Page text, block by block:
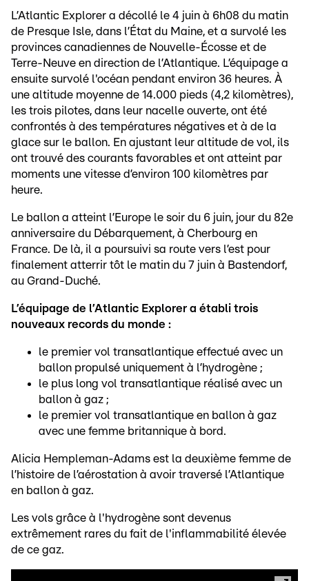
L’Atlantic Explorer a décollé le 4 juin à 6h08 du matin
de Presque Isle, dans l’État du Maine, et a survolé les
provinces canadiennes de Nouvelle-Écosse et de
Terre-Neuve en direction de l’Atlantique. L’équipage a
ensuite survolé l'océan pendant environ 36 heures. À
une altitude moyenne de 14.000 pieds (4,2 kilomètres),
les trois pilotes, dans leur nacelle ouverte, ont été
confrontés à des températures négatives et à de la
glace sur le ballon. En ajustant leur altitude de vol, ils
ont trouvé des courants favorables et ont atteint par
moments une vitesse d’environ 100 kilomètres par
heure.
Le ballon a atteint l’Europe le soir du 6 juin, jour du 82e
anniversaire du Débarquement, à Cherbourg en
France. De là, il a poursuivi sa route vers l’est pour
finalement atterrir tôt le matin du 7 juin à Bastendorf,
au Grand-Duché.
L’équipage de l’Atlantic Explorer a établi trois
nouveaux records du monde :
le premier vol transatlantique effectué avec un
ballon propulsé uniquement à l’hydrogène ;
le plus long vol transatlantique réalisé avec un
ballon à gaz ;
le premier vol transatlantique en ballon à gaz
avec une femme britannique à bord.
Alicia Hempleman-Adams est la deuxième femme de
l’histoire de l’aérostation à avoir traversé l’Atlantique
en ballon à gaz.
Les vols grâce à l'hydrogène sont devenus
extrêmement rares du fait de l'inflammabilité élevée
de ce gaz.